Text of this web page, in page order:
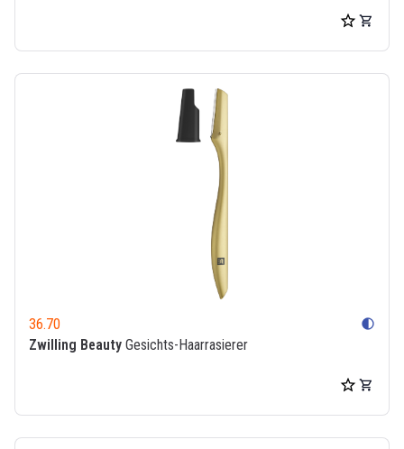
36.70 contrast
Zwilling Beauty Gesichts-Haarrasierer